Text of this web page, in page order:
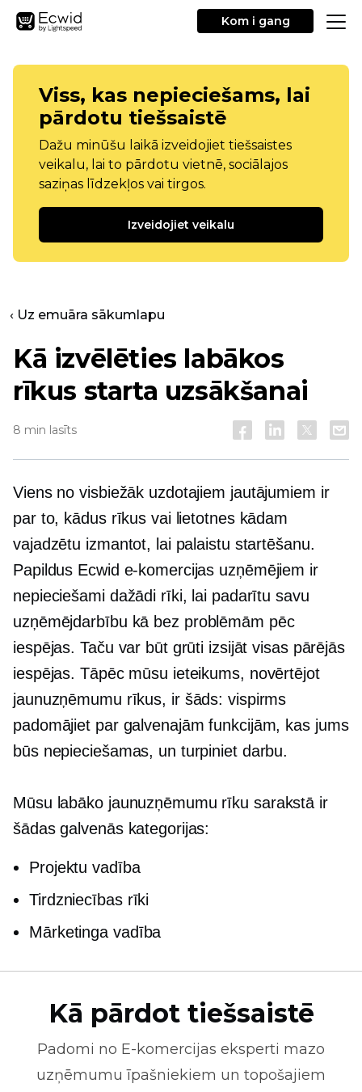
Kom i gang
Viss, kas nepieciešams, lai
pārdotu tiešsaistē
Dažu minūšu laikā izveidojiet tiešsaistes
veikalu, lai to pārdotu vietnē, sociālajos
saziņas līdzekļos vai tirgos.
Izveidojiet veikalu
‹ Uz emuāra sākumlapu
Kā izvēlēties labākos
rīkus starta uzsākšanai
8 min lasīts
Viens no visbiežāk uzdotajiem jautājumiem ir
par to, kādus rīkus vai lietotnes kādam
vajadzētu izmantot, lai palaistu startēšanu.
Papildus Ecwid e-komercijas uzņēmējiem ir
nepieciešami dažādi rīki, lai padarītu savu
uzņēmējdarbību kā bez problēmām pēc
iespējas. Taču var būt grūti izsijāt visas pārējās
iespējas. Tāpēc mūsu ieteikums, novērtējot
jaunuzņēmumu rīkus, ir šāds: vispirms
padomājiet par galvenajām funkcijām, kas jums
būs nepieciešamas, un turpiniet darbu.
Mūsu labāko jaunuzņēmumu rīku sarakstā ir
šādas galvenās kategorijas:
Projektu vadība
Tirdzniecības rīki
Mārketinga vadība
Kā pārdot tiešsaistē
Padomi no E-komercijas eksperti mazo
uzņēmumu īpašniekiem un topošajiem